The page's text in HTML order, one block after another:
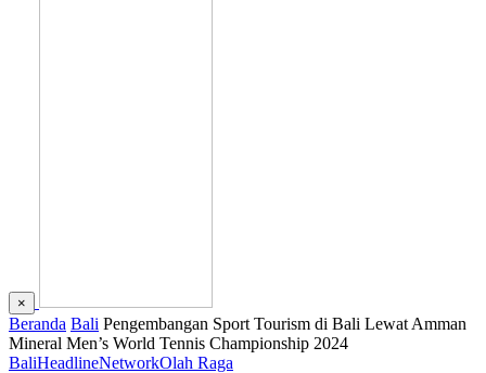
×
Beranda Bali Pengembangan Sport Tourism di Bali Lewat Amman
Mineral Men’s World Tennis Championship 2024
BaliHeadlineNetworkOlah Raga